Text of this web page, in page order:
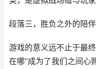
段落三，胜负之外的陪
游戏的意义远不止于最
在哪”成为了我们之间心